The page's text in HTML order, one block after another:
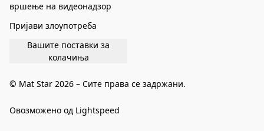
вршење на видеонадзор
Пријави злоупотреба
Вашите поставки за
колачиња
© Mat Star 2026 – Сите права се задржани.
Овозможено од Lightspeed